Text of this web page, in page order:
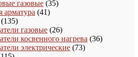
товаров
газовые 3535
арматура 4141
135135
товаров
газовые 2626
товаров
косвенного нагрева 3636
электрические 7373